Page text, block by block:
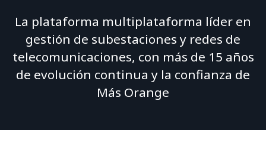
La plataforma multiplataforma líder en
gestión de subestaciones y redes de
telecomunicaciones, con más de 15 años
de evolución continua y la confianza de
Más Orange